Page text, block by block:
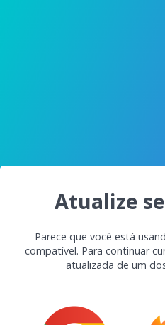
Atualize
Parece que você está
compatível. Para continuar
atualizada de um